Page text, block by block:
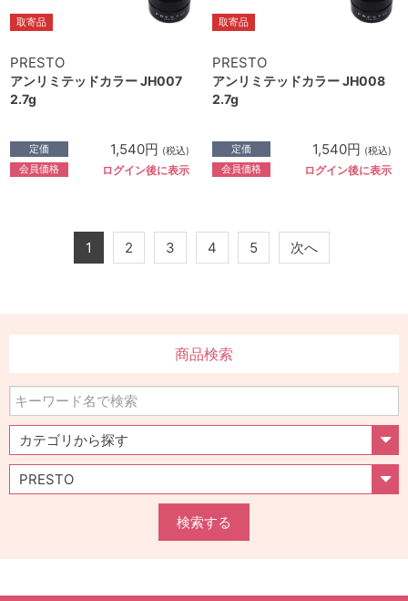
取寄品
PRESTO
アンリミテッドカラー JH007
2.7g
定価 1,540円 (税込)
会員価格 ログイン後に表示
取寄品
PRESTO
アンリミテッドカラー JH008
2.7g
定価 1,540円 (税込)
会員価格 ログイン後に表示
1 2 3 4 5 次へ
商品検索
検索する